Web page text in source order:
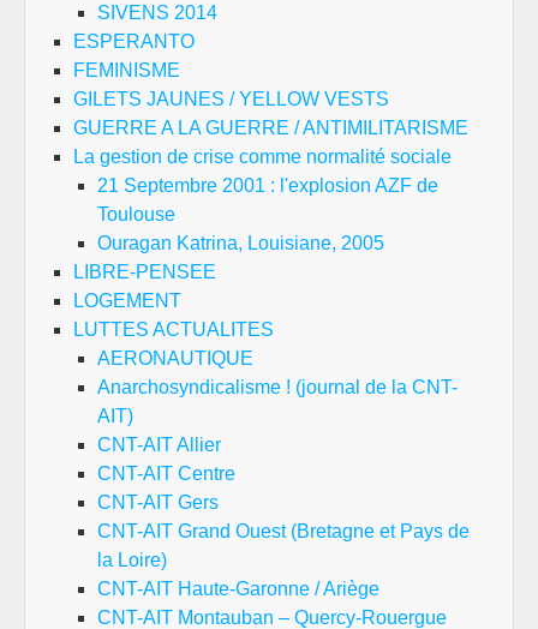
SIVENS 2014
ESPERANTO
FEMINISME
GILETS JAUNES / YELLOW VESTS
GUERRE A LA GUERRE / ANTIMILITARISME
La gestion de crise comme normalité sociale
21 Septembre 2001 : l'explosion AZF de
Toulouse
Ouragan Katrina, Louisiane, 2005
LIBRE-PENSEE
LOGEMENT
LUTTES ACTUALITES
AERONAUTIQUE
Anarchosyndicalisme ! (journal de la CNT-
AIT)
CNT-AIT Allier
CNT-AIT Centre
CNT-AIT Gers
CNT-AIT Grand Ouest (Bretagne et Pays de
la Loire)
CNT-AIT Haute-Garonne / Ariège
CNT-AIT Montauban – Quercy-Rouergue